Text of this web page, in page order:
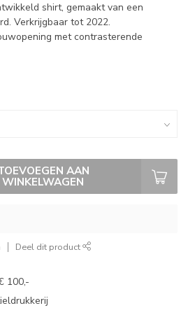
shirt, gemaakt van een
Verkrijgbaar tot 2022.
met contrasterende
AAN
WINKELWAGEN
Deel dit product
100,-